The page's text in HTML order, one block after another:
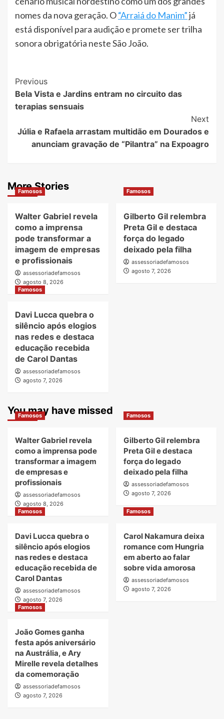
nomes da nova geração. O“Arraiá do Manim”já
está disponível para audição e promete ser trilha
sonora obrigatória neste São João.
Post
Navigation
Previous
Bela Vista e Jardins entram no circuito das
terapias sensuais
Next
Júlia e Rafaela arrastam multidão em Dourados e
anunciam gravação de “Pilantra” na Expoagro
More Stories
Famosos
Walter Gabriel revela
como a imprensa
pode transformar a
imagem de empresas
e profissionais
assessoriadefamosos
agosto 8, 2026
Famosos
Gilberto Gil relembra
Preta Gil e destaca
força do legado
deixado pela filha
assessoriadefamosos
agosto 7, 2026
Famosos
Davi Lucca quebra o
silêncio após elogios
nas redes e destaca
educação recebida
de Carol Dantas
assessoriadefamosos
agosto 7, 2026
You may have missed
Famosos
Walter Gabriel revela
como a imprensa pode
transformar a imagem
de empresas e
profissionais
assessoriadefamosos
agosto 8, 2026
Famosos
Gilberto Gil relembra
Preta Gil e destaca
força do legado
deixado pela filha
assessoriadefamosos
agosto 7, 2026
Famosos
Davi Lucca quebra o
silêncio após elogios
nas redes e destaca
educação recebida de
Carol Dantas
assessoriadefamosos
agosto 7, 2026
Famosos
Carol Nakamura deixa
romance com Hungria
em aberto ao falar
sobre vida amorosa
assessoriadefamosos
agosto 7, 2026
Famosos
João Gomes ganha
festa após aniversário
na Austrália, e Ary
Mirelle revela detalhes
da comemoração
assessoriadefamosos
agosto 7, 2026